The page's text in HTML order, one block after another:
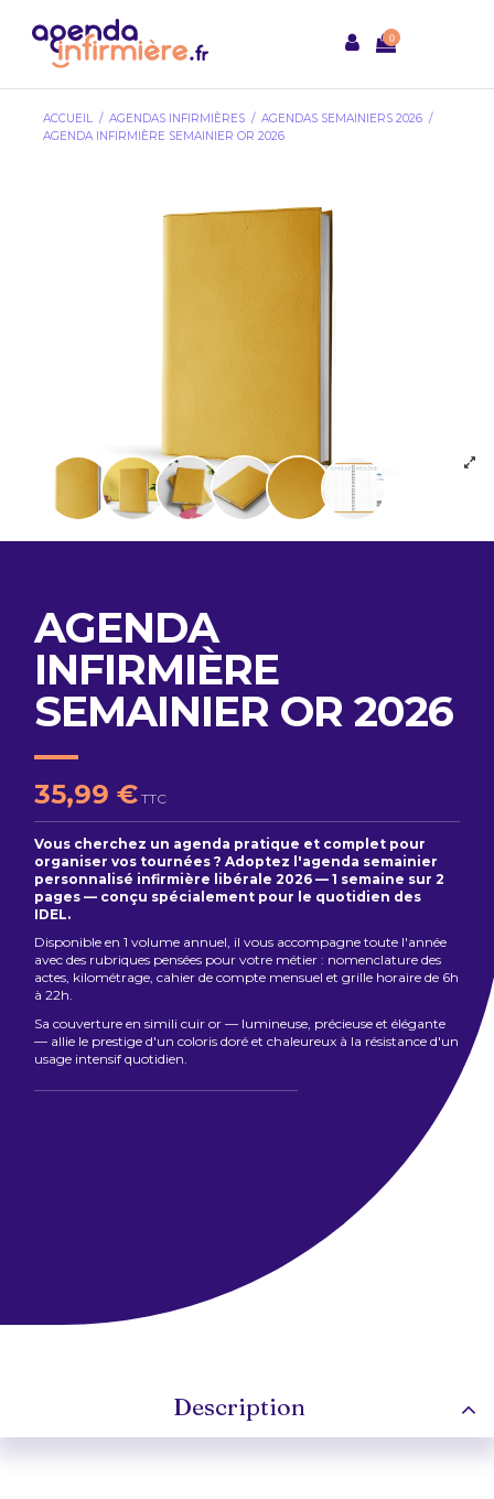
0
ACCUEIL AGENDAS INFIRMIÈRES
AGENDAS SEMAINIERS 2026
AGENDA INFIRMIÈRE SEMAINIER OR 2026
AGENDA
INFIRMIÈRE
SEMAINIER OR 2026
35,99 € TTC
Vous cherchez un agenda pratique et complet pour
organiser vos tournées ? Adoptez l'agenda semainier
personnalisé infirmière libérale 2026 — 1 semaine sur 2
pages — conçu spécialement pour le quotidien des
IDEL.
Disponible en 1 volume annuel, il vous accompagne toute l'année
avec des rubriques pensées pour votre métier : nomenclature des
actes, kilométrage, cahier de compte mensuel et grille horaire de 6h
à 22h.
Sa couverture en simili cuir or — lumineuse, précieuse et élégante
— allie le prestige d'un coloris doré et chaleureux à la résistance d'un
usage intensif quotidien.
Description